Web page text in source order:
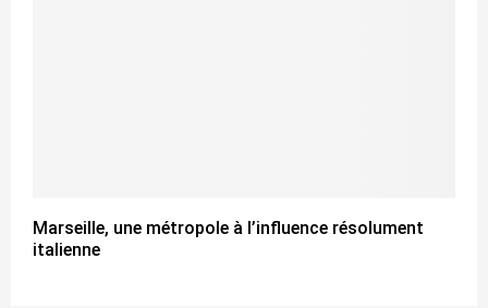
Marseille, une métropole à l’influence résolument
italienne